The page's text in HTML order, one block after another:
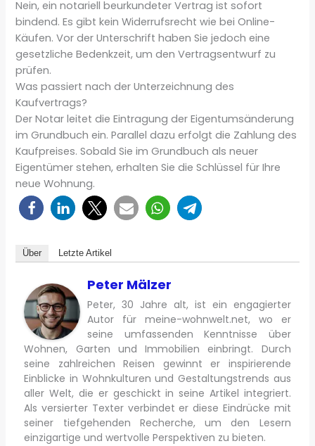
Nein, ein notariell beurkundeter Vertrag ist sofort
bindend. Es gibt kein Widerrufsrecht wie bei Online-
Käufen. Vor der Unterschrift haben Sie jedoch eine
gesetzliche Bedenkzeit, um den Vertragsentwurf zu
prüfen.
Was passiert nach der Unterzeichnung des
Kaufvertrags?
Der Notar leitet die Eintragung der Eigentumsänderung
im Grundbuch ein. Parallel dazu erfolgt die Zahlung des
Kaufpreises. Sobald Sie im Grundbuch als neuer
Eigentümer stehen, erhalten Sie die Schlüssel für Ihre
neue Wohnung.
Über Letzte Artikel
Peter Mälzer
Peter, 30 Jahre alt, ist ein engagierter
Autor für meine-wohnwelt.net, wo er
seine umfassenden Kenntnisse über
Wohnen, Garten und Immobilien einbringt. Durch
seine zahlreichen Reisen gewinnt er inspirierende
Einblicke in Wohnkulturen und Gestaltungstrends aus
aller Welt, die er geschickt in seine Artikel integriert.
Als versierter Texter verbindet er diese Eindrücke mit
seiner tiefgehenden Recherche, um den Lesern
einzigartige und wertvolle Perspektiven zu bieten.